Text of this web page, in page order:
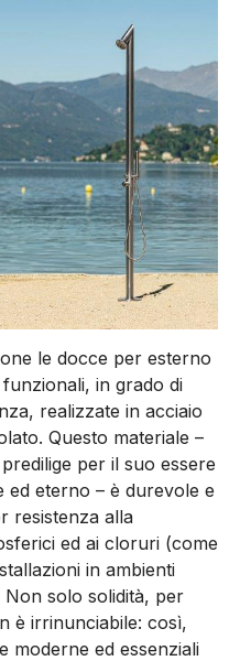
le docce per esterno
in grado di
realizzate in acciaio
Questo materiale –
per il suo essere
eterno – è durevole e
resistenza alla
ed ai cloruri (come
in ambienti
solo solidità, per
è irrinunciabile: così,
moderne ed essenziali